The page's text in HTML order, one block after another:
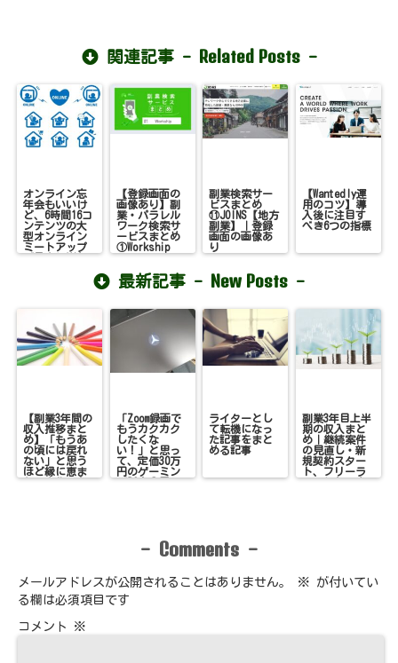
関連記事 - Related Posts-
オンライン忘
年会もいいけ
ど、6時間16コ
ンテンツの大
型オンライン
ミートアップ
が最高に楽し
【登録画面の
画像あり】副
業・パラレル
ワーク検索サ
ービスまとめ
①Workship
副業検索サー
ビスまとめ
⑪JOINS【地方
副業】｜登録
画面の画像あ
り
【Wantedly運
用のコツ】導
入後に注目す
べき6つの指標
最新記事 - New Posts -
【副業3年間の
収入推移まと
め】「もうあ
の頃には戻れ
ない」と思う
ほど縁に恵ま
れ、変化のあ
「Zoom録画で
もうカクカク
したくな
い！」と思っ
て、定価30万
円のゲーミン
グPCを●円で
ライターとし
て転機になっ
た記事をまと
める記事
副業3年目上半
期の収入まと
め｜継続案件
の見直し・新
規契約スター
ト、フリーラ
ンスとして変
- Comments -
メールアドレスが公開されることはありません。 ※ が付いてい
る欄は必須項目です
コメント ※